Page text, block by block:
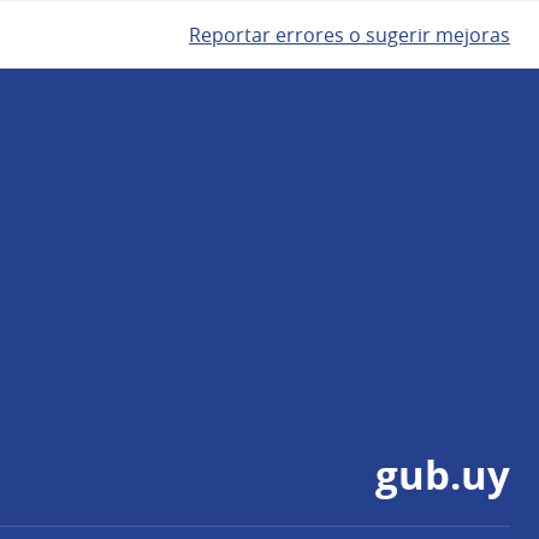
Reportar errores o sugerir mejoras
gub.uy